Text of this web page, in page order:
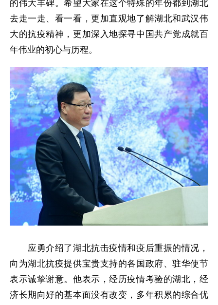
的伟大丰碑。希望大家在这个特殊的年份都到湖北
去走一走、看一看，更加直观地了解湖北和武汉伟
大的抗疫精神，更加深入地探寻中国共产党成就百
年伟业的初心与历程。
应勇介绍了湖北抗击疫情和疫后重振的情况，
向为湖北抗疫提供宝贵支持的各国政府、驻华使节
表示诚挚谢意。他表示，经历疫情考验的湖北，经
济长期向好的基本面没有改变，多年积累的综合优